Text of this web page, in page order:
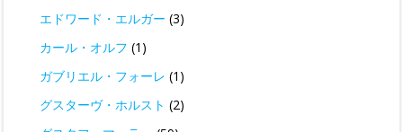
エドワード・エルガー (3)
カール・オルフ (1)
ガブリエル・フォーレ (1)
グスターヴ・ホルスト (2)